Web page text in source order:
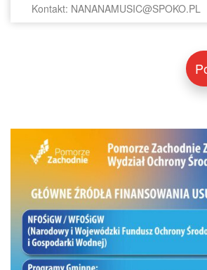
Kontakt: NANANAMUSIC@SPOKO.PL